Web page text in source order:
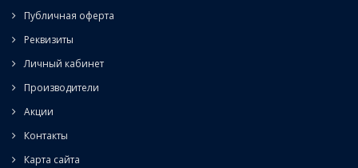
Публичная оферта
Реквизиты
Личный кабинет
Производители
Акции
Контакты
Карта сайта